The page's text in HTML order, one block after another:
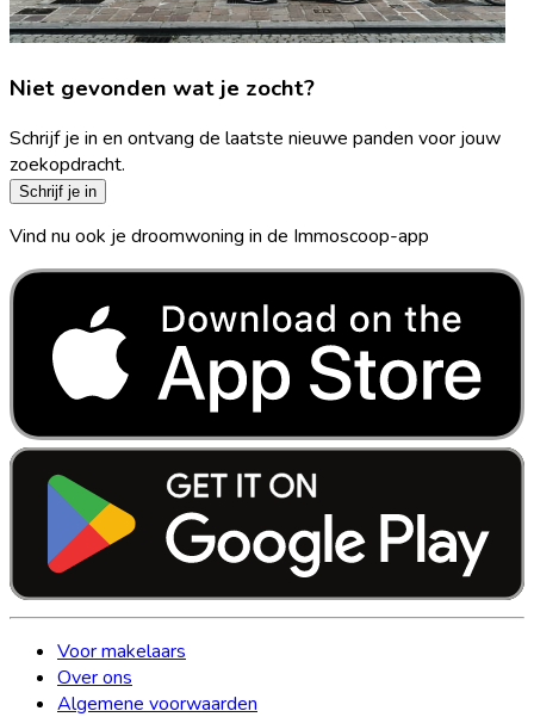
Niet gevonden wat je zocht?
Schrijf je in en ontvang de laatste nieuwe panden voor jouw
zoekopdracht.
Schrijf je in
Vind nu ook je droomwoning in de Immoscoop-app
Voor makelaars
Over ons
Algemene voorwaarden